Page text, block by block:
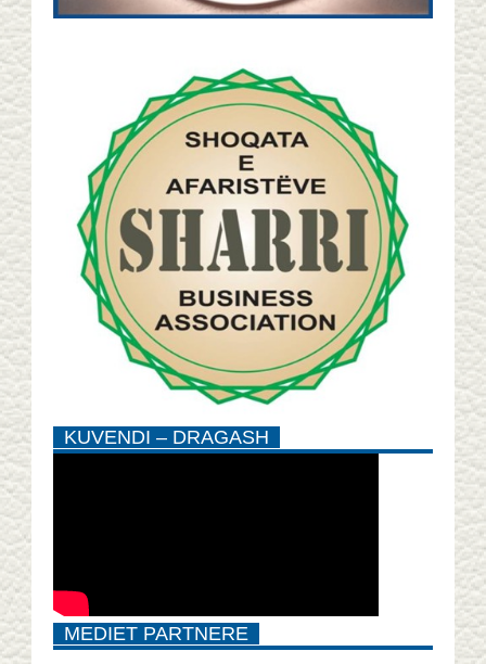
KUVENDI – DRAGASH
MEDIET PARTNERE